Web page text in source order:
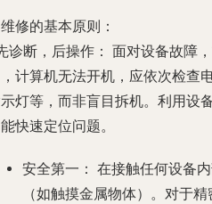
修的基本原则：
诊断，后操作： 面对设备故障
计算机无法开机，应依次检查
灯等，而非盲目拆机。利用设
快速定位问题。
安全第一： 在接触任何设备
（如触摸金属物体）。对于